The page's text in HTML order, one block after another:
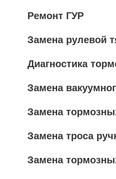
Ремонт ГУР
Замена рулевой
Диагностика
Замена
Замена
Замена троса
Замена